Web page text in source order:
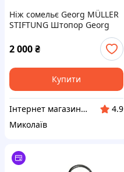
Ніж сомельє Georg MÜLLER
STIFTUNG Штопор Georg
Німеччина
2 000₴
Купити
Iнтернет магазин Барахолочка
4.9
Миколаїв